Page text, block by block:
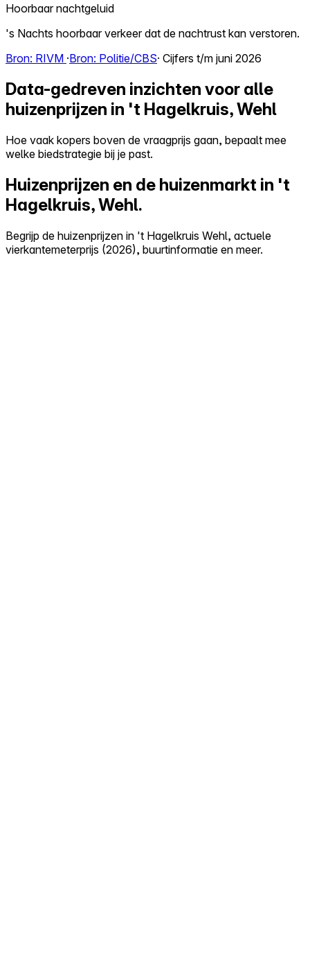
Hoorbaar nachtgeluid
's Nachts hoorbaar verkeer dat de nachtrust kan verstoren.
Bron: RIVM ·Bron: Politie/CBS· Cijfers t/m juni 2026
Data-gedreven inzichten voor alle
huizenprijzen in 't Hagelkruis, Wehl
Hoe vaak kopers boven de vraagprijs gaan, bepaalt mee
welke biedstrategie bij je past.
Huizenprijzen en de huizenmarkt in 't
Hagelkruis, Wehl.
Begrijp de huizenprijzen in 't Hagelkruis Wehl, actuele
vierkantemeterprijs (2026), buurtinformatie en meer.